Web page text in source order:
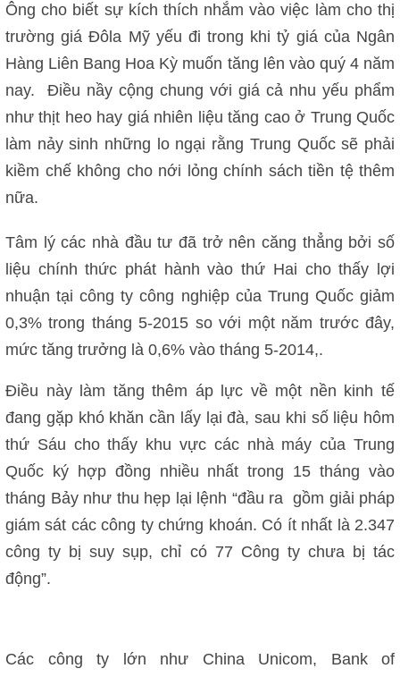
Ông cho biết sự kích thích nhắm vào việc làm cho thị
trường giá Đôla Mỹ yếu đi trong khi tỷ giá của Ngân
Hàng Liên Bang Hoa Kỳ muốn tăng lên vào quý 4 năm
nay. Điều nầy cộng chung với giá cả nhu yếu phẩm
như thịt heo hay giá nhiên liệu tăng cao ở Trung Quốc
làm nảy sinh những lo ngại rằng Trung Quốc sẽ phải
kiềm chế không cho nới lỏng chính sách tiền tệ thêm
nữa.
Tâm lý các nhà đầu tư đã trở nên căng thẳng bởi số
liệu chính thức phát hành vào thứ Hai cho thấy lợi
nhuận tại công ty công nghiệp của Trung Quốc giảm
0,3% trong tháng 5-2015 so với một năm trước đây,
mức tăng trưởng là 0,6% vào tháng 5-2014,.
Điều này làm tăng thêm áp lực về một nền kinh tế
đang gặp khó khăn cần lấy lại đà, sau khi số liệu hôm
thứ Sáu cho thấy khu vực các nhà máy của Trung
Quốc ký hợp đồng nhiều nhất trong 15 tháng vào
tháng Bảy như thu hẹp lại lệnh “đầu ra gồm giải pháp
giám sát các công ty chứng khoán. Có ít nhất là 2.347
công ty bị suy sụp, chỉ có 77 Công ty chưa bị tác
động”.
Các công ty lớn như China Unicom, Bank of